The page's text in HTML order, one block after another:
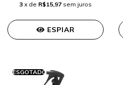
3 x de R$15,97 sem juros
ESPIAR
ESGOTADO